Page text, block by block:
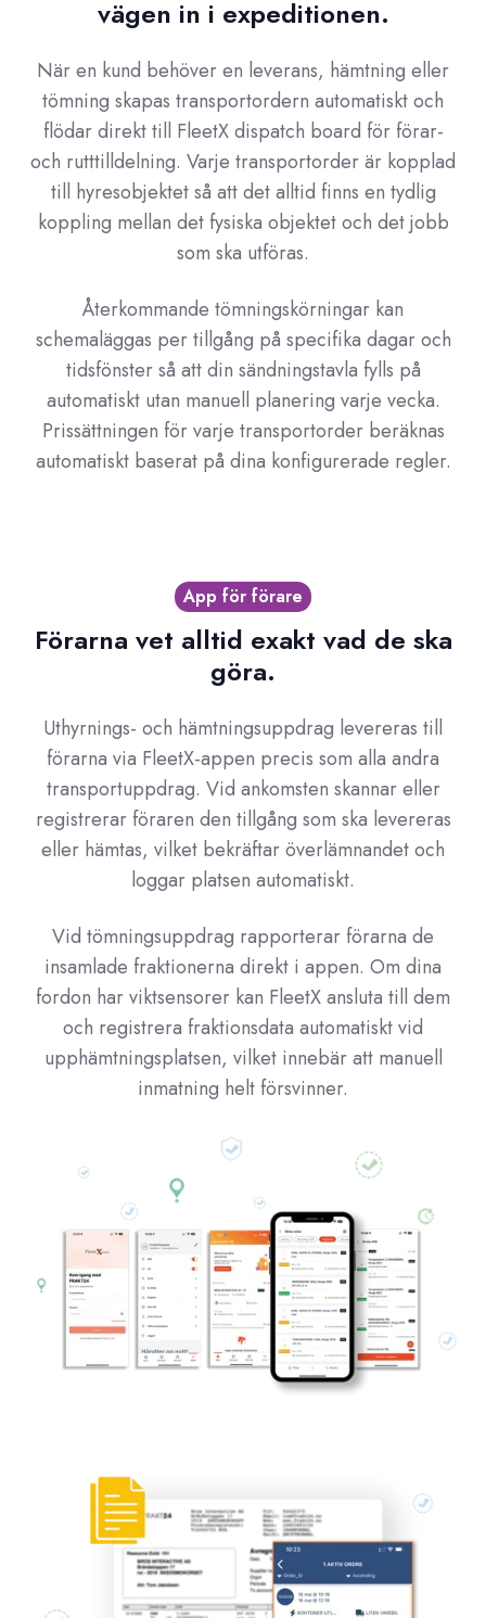
vägen in i expeditionen.
När en kund behöver en leverans, hämtning eller
tömning skapas transportordern automatiskt och
flödar direkt till FleetX dispatch board för förar-
och rutttilldelning. Varje transportorder är kopplad
till hyresobjektet så att det alltid finns en tydlig
koppling mellan det fysiska objektet och det jobb
som ska utföras.
Återkommande tömningskörningar kan
schemaläggas per tillgång på specifika dagar och
tidsfönster så att din sändningstavla fylls på
automatiskt utan manuell planering varje vecka.
Prissättningen för varje transportorder beräknas
automatiskt baserat på dina konfigurerade regler.
App för förare
Förarna vet alltid exakt vad de ska
göra.
Uthyrnings- och hämtningsuppdrag levereras till
förarna via FleetX-appen precis som alla andra
transportuppdrag. Vid ankomsten skannar eller
registrerar föraren den tillgång som ska levereras
eller hämtas, vilket bekräftar överlämnandet och
loggar platsen automatiskt.
Vid tömningsuppdrag rapporterar förarna de
insamlade fraktionerna direkt i appen. Om dina
fordon har viktsensorer kan FleetX ansluta till dem
och registrera fraktionsdata automatiskt vid
upphämtningsplatsen, vilket innebär att manuell
inmatning helt försvinner.